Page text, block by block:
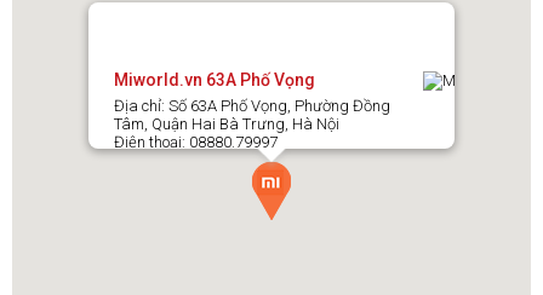
Miworld.vn 63A Phố Vọng
Địa chỉ: Số 63A Phố Vọng, Phường Đồng
Tâm, Quận Hai Bà Trưng, Hà Nội
Điện thoại: 08880.79997